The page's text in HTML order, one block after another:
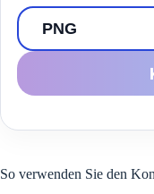
So verwenden Sie den